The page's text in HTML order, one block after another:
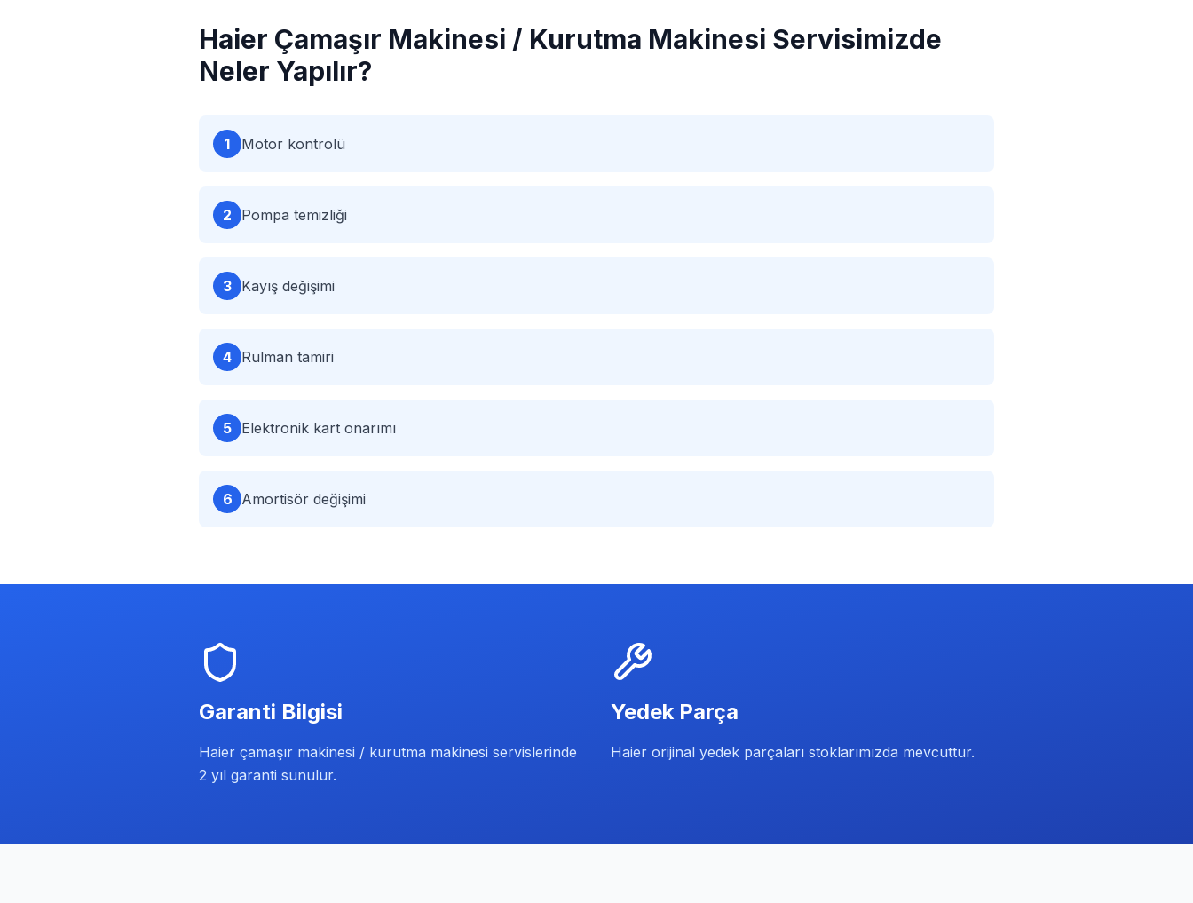
Haier Çamaşır Makinesi / Kurutma Makinesi Servisimizde
Neler Yapılır?
1 Motor kontrolü
2 Pompa temizliği
3 Kayış değişimi
4 Rulman tamiri
5 Elektronik kart onarımı
6 Amortisör değişimi
Garanti Bilgisi
Haier çamaşır makinesi / kurutma makinesi servislerinde
2 yıl garanti sunulur.
Yedek Parça
Haier orijinal yedek parçaları stoklarımızda mevcuttur.